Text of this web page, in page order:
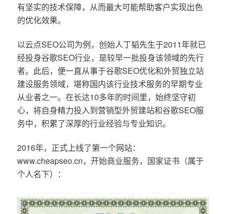
有坚实的技术保障，从而最大可能帮助客户实现出色
的优化效果。
以云点SEO公司为例，创始人丁韬先生于2011年就已
经投身谷歌SEO行业，是较早一批投身该领域的先行
者。此后，便一直从事于谷歌SEO优化和外贸独立站
建设服务领域，堪称国内该行业技术服务的早期专业
从业者之一。在长达10多年的时间里，始终坚守初
心，将自身精力投入到营销型外贸建站和谷歌SEO服
务中，积累了深厚的行业经验与专业知识。
2016年，正式上线了第一个网站：
www.cheapseo.cn，开始商业服务，国家证书（属于
个人名下）：